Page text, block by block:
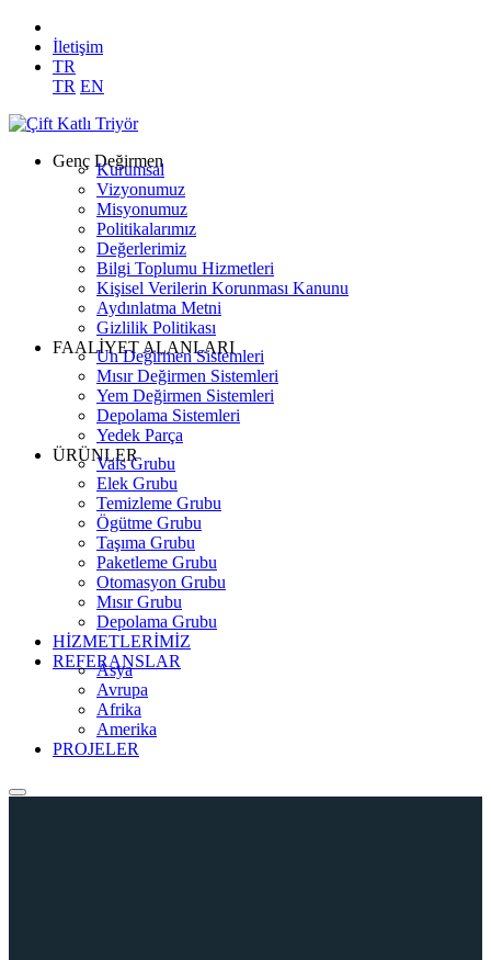
İletişim
TR
TR EN
Genç Değirmen
Kurumsal
Vizyonumuz
Misyonumuz
Politikalarımız
Değerlerimiz
Bilgi Toplumu Hizmetleri
Kişisel Verilerin Korunması Kanunu
Aydınlatma Metni
Gizlilik Politikası
FAALİYET ALANLARI
Un Değirmen Sistemleri
Mısır Değirmen Sistemleri
Yem Değirmen Sistemleri
Depolama Sistemleri
Yedek Parça
ÜRÜNLER
Vals Grubu
Elek Grubu
Temizleme Grubu
Ögütme Grubu
Taşıma Grubu
Paketleme Grubu
Otomasyon Grubu
Mısır Grubu
Depolama Grubu
HİZMETLERİMİZ
REFERANSLAR
Asya
Avrupa
Afrika
Amerika
PROJELER